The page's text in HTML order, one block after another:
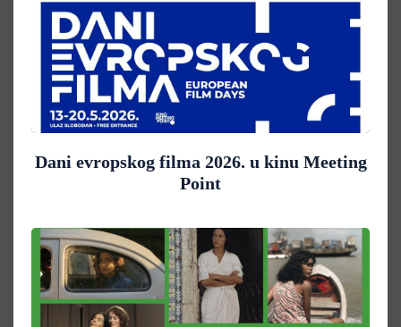
Dani evropskog filma 2026. u kinu Meeting
Point